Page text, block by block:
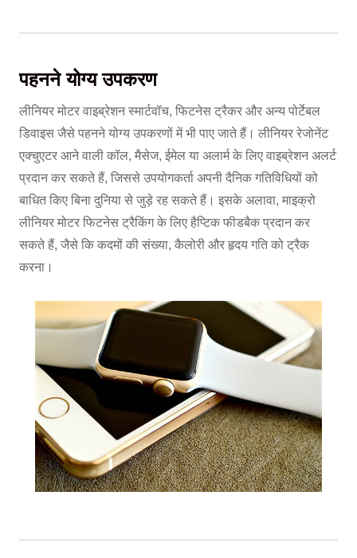
पहनने योग्य उपकरण
लीनियर मोटर वाइब्रेशन स्मार्टवॉच, फिटनेस ट्रैकर और अन्य पोर्टेबल
डिवाइस जैसे पहनने योग्य उपकरणों में भी पाए जाते हैं। लीनियर रेजोनेंट
एक्चुएटर आने वाली कॉल, मैसेज, ईमेल या अलार्म के लिए वाइब्रेशन अलर्ट
प्रदान कर सकते हैं, जिससे उपयोगकर्ता अपनी दैनिक गतिविधियों को
बाधित किए बिना दुनिया से जुड़े रह सकते हैं। इसके अलावा, माइक्रो
लीनियर मोटर फिटनेस ट्रैकिंग के लिए हैप्टिक फीडबैक प्रदान कर
सकते हैं, जैसे कि कदमों की संख्या, कैलोरी और हृदय गति को ट्रैक
करना।